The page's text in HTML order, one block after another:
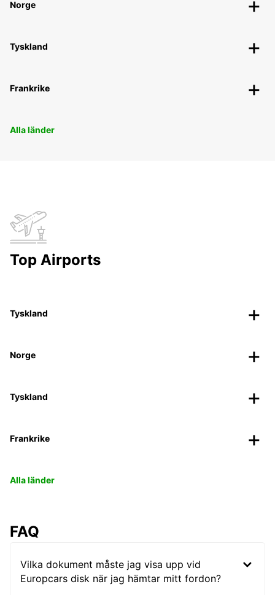
Norge
Tyskland
Frankrike
Alla länder
Top Airports
Tyskland
Norge
Tyskland
Frankrike
Alla länder
FAQ
Vilka dokument måste jag visa upp vid
Europcars disk när jag hämtar mitt fordon?